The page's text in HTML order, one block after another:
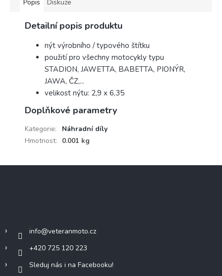
Popis Diskuze
Detailní popis produktu
nýt výrobního / typového štítku
použití pro všechny motocykly typu
STADION, JAWETTA, BABETTA, PIONÝR,
JAWA, ČZ,...
velikost nýtu: 2,9 x 6,35
Doplňkové parametry
Kategorie:
Náhradní díly
Hmotnost: 0.001 kg
info@veteranmoto.cz
+420 725 120 223
Sleduj nás i na Facebooku!